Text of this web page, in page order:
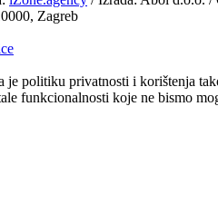
Zagreb
politiku privatnosti i korištenja
funkcionalnosti koje ne bismo